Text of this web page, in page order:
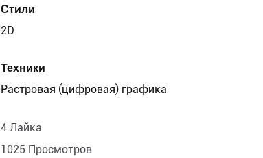
Стили
2D
Техники
Растровая (цифровая) графика
4 Лайка
1025 Просмотров